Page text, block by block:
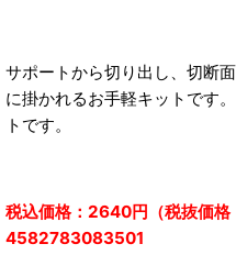
サポートから切り出し、切断
に掛かれるお手軽キットです
トです。
税込価格：2640円（税抜価
4582783083501